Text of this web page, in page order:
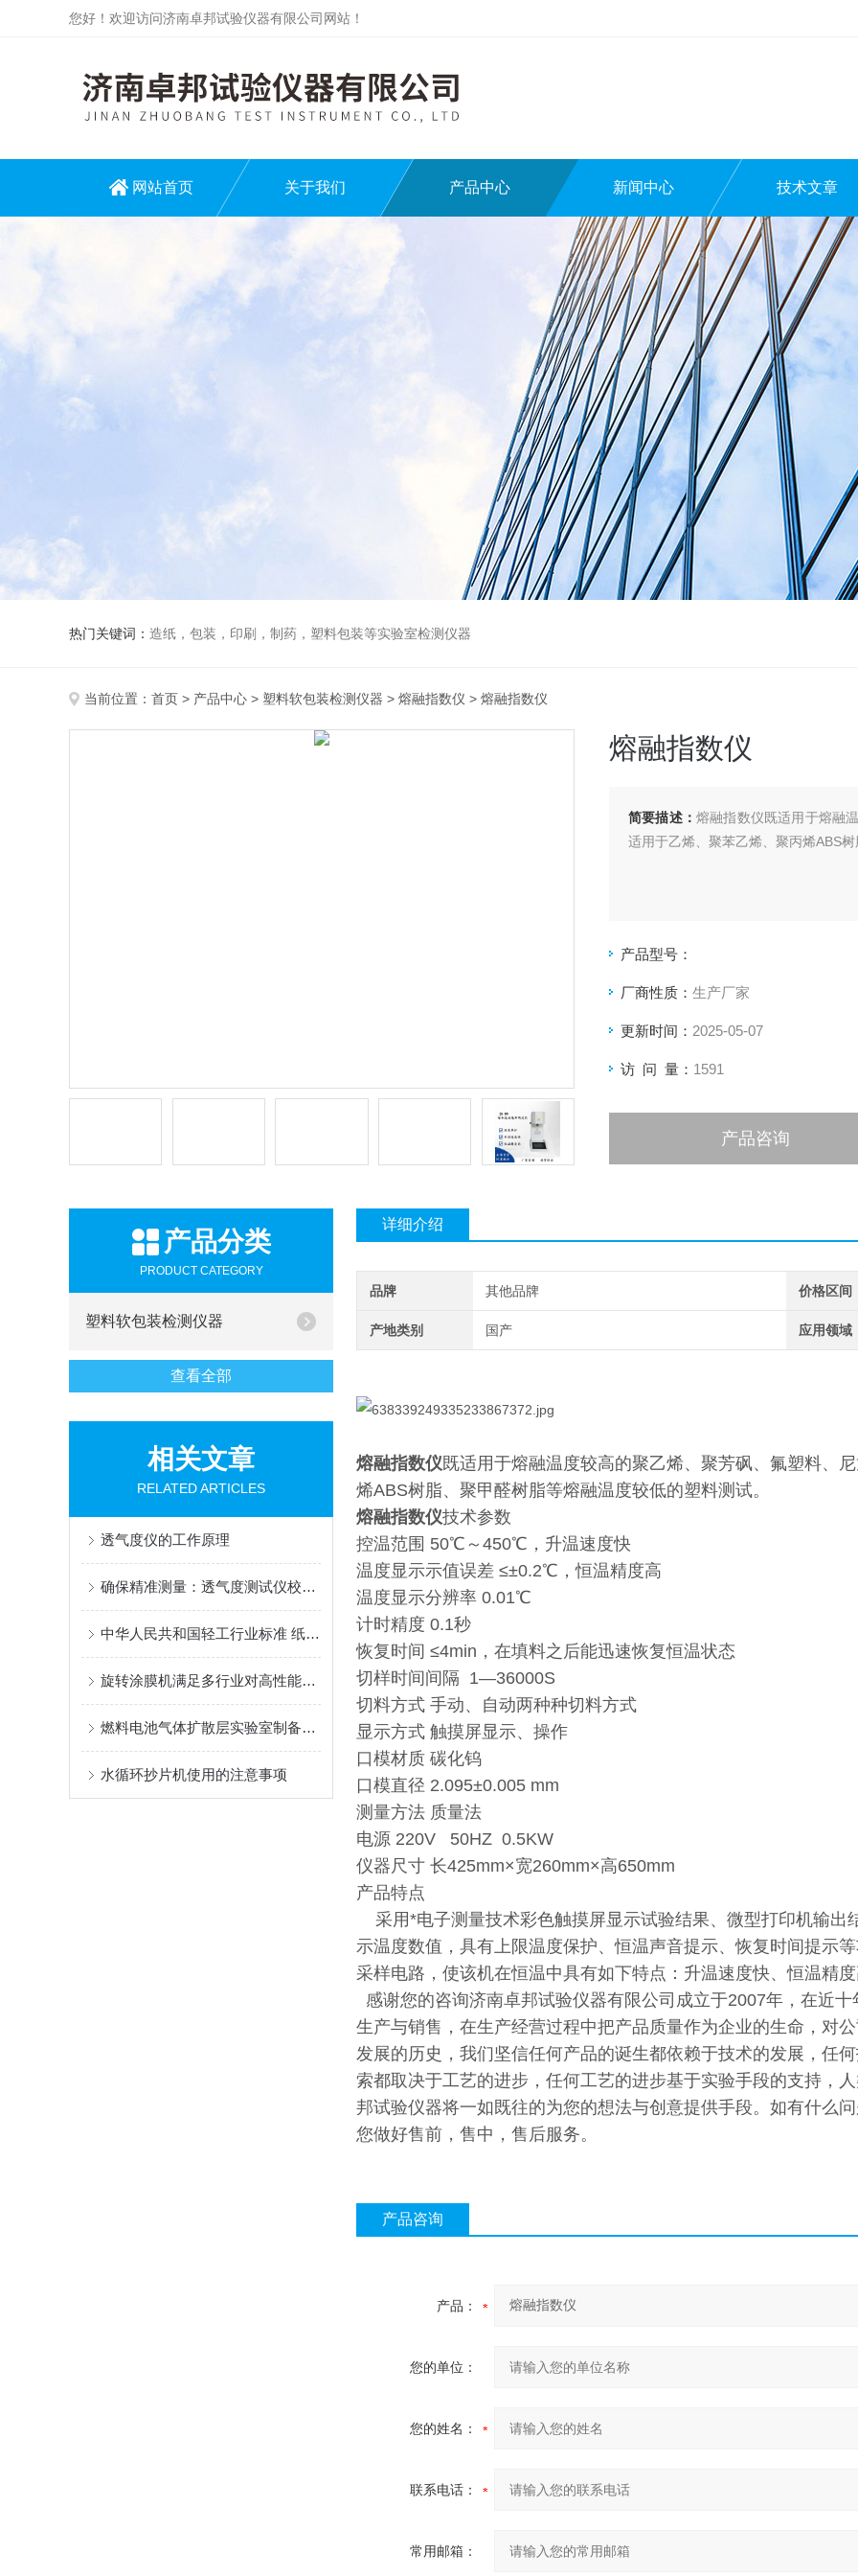
您好！欢迎访问济南卓邦试验仪器有限公司网站！
网站首页 关于我们 产品中心 新闻中心 技术文章
热门关键词： 造纸，包装，印刷，制药，塑料包装等实验室检测仪器
当前位置： 首页 > 产品中心 > 塑料软包装检测仪器 > 熔融指数仪 > 熔融指数仪
熔融指数仪
简要描述： 熔融指数仪既适用于熔融
适用于乙烯、聚苯乙烯、聚丙烯ABS
产品型号：
厂商性质： 生产厂家
更新时间： 2025-05-07
访 问 量： 1591
产品咨询
产品分类
PRODUCT CATEGORY
塑料软包装检测仪器
查看全部
相关文章
RELATED ARTICLES
透气度仪的工作原理
确保精准测量：透气度测试仪校准规范解析
中华人民共和国轻工行业标准 纸浆实验室的湿解离
旋转涂膜机满足多行业对高性能薄膜的制备需求
燃料电池气体扩散层实验室制备流程
水循环抄片机使用的注意事项
详细介绍
品牌 其他品牌 价格区间
产地类别 国产 应用领域
熔融指数仪既适用于熔融温度较高的聚乙烯、聚芳砜、氟塑料、
烯ABS树脂、聚甲醛树脂等熔融温度较低的塑料测试。
熔融指数仪技术参数
控温范围 50℃～450℃，升温速度快
温度显示示值误差 ≤±0.2℃，恒温精度高
温度显示分辨率 0.01℃
计时精度 0.1秒
恢复时间 ≤4min，在填料之后能迅速恢复恒温状态
切样时间间隔 1—36000S
切料方式 手动、自动两种种切料方式
显示方式 触摸屏显示、操作
口模材质 碳化钨
口模直径 2.095±0.005 mm
测量方法 质量法
电源 220V 50HZ 0.5KW
仪器尺寸 长425mm×宽260mm×高650mm
产品特点
采用*电子测量技术彩色触摸屏显示试验结果、微型打印机输出
示温度数值，具有上限温度保护、恒温声音提示、恢复时间提示
采样电路，使该机在恒温中具有如下特点：升温速度快、恒温精
感谢您的咨询济南卓邦试验仪器有限公司成立于2007年，在近
生产与销售，在生产经营过程中把产品质量作为企业的生命，对
发展的历史，我们坚信任何产品的诞生都依赖于技术的发展，任
索都取决于工艺的进步，任何工艺的进步基于实验手段的支持，
邦试验仪器将一如既往的为您的想法与创意提供手段。如有什么
您做好售前，售中，售后服务。
产品咨询
产品：
您的单位：
您的姓名：
联系电话：
常用邮箱：